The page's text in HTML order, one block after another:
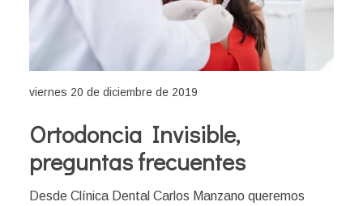
viernes 20 de diciembre de 2019
Ortodoncia Invisible,
preguntas frecuentes
Desde Clínica Dental Carlos Manzano queremos